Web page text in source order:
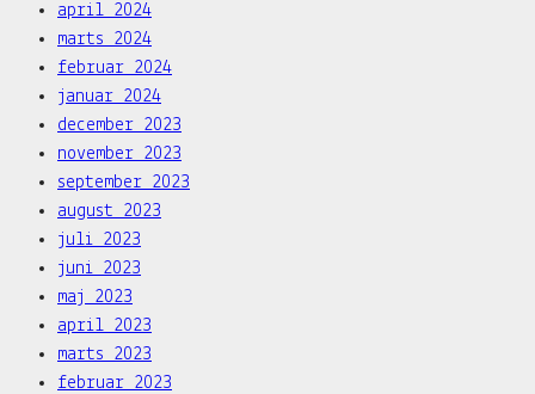
april 2024
marts 2024
februar 2024
januar 2024
december 2023
november 2023
september 2023
august 2023
juli 2023
juni 2023
maj 2023
april 2023
marts 2023
februar 2023